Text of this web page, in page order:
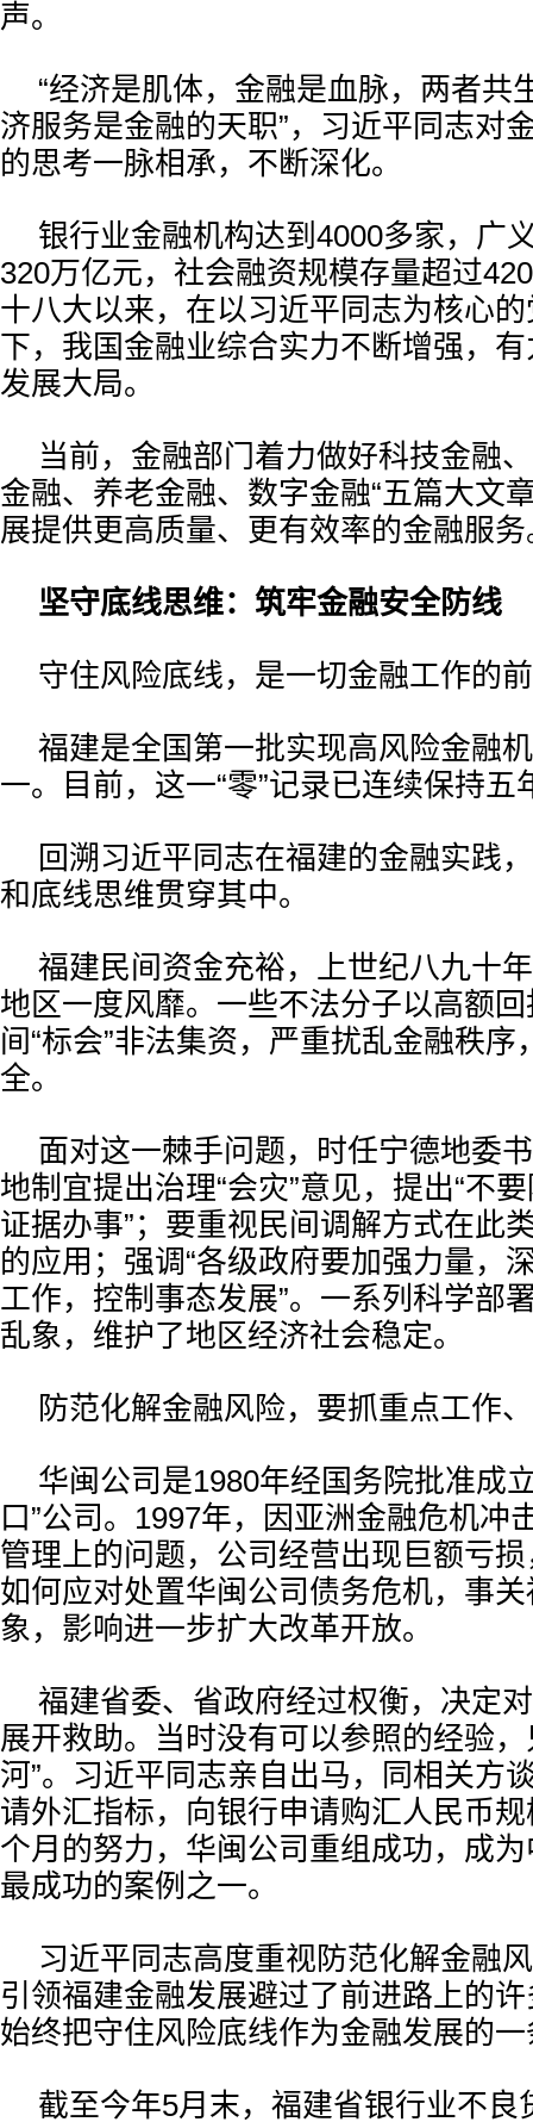
声。
“经济是肌体，金融是血脉，两者共
济服务是金融的天职”，习近平同志对
的思考一脉相承，不断深化。
银行业金融机构达到4000多家，广
320万亿元，社会融资规模存量超过
十八大以来，在以习近平同志为核心
下，我国金融业综合实力不断增强，
发展大局。
当前，金融部门着力做好科技金融
金融、养老金融、数字金融“五篇大文
展提供更高质量、更有效率的金融服务
坚守底线思维：筑牢金融安全防线
守住风险底线，是一切金融工作的
福建是全国第一批实现高风险金融
一。目前，这一“零”记录已连续保持五
回溯习近平同志在福建的金融实践
和底线思维贯穿其中。
福建民间资金充裕，上世纪八九十
地区一度风靡。一些不法分子以高额
间“标会”非法集资，严重扰乱金融秩序
全。
面对这一棘手问题，时任宁德地委
地制宜提出治理“会灾”意见，提出“不
证据办事”；要重视民间调解方式在此
的应用；强调“各级政府要加强力量，
工作，控制事态发展”。一系列科学部
乱象，维护了地区经济社会稳定。
防范化解金融风险，要抓重点工作
华闽公司是1980年经国务院批准成
口”公司。1997年，因亚洲金融危机冲
管理上的问题，公司经营出现巨额亏
如何应对处置华闽公司债务危机，事
象，影响进一步扩大改革开放。
福建省委、省政府经过权衡，决定
展开救助。当时没有可以参照的经验
河”。习近平同志亲自出马，同相关方
请外汇指标，向银行申请购汇人民币
个月的努力，华闽公司重组成功，成
最成功的案例之一。
习近平同志高度重视防范化解金融
引领福建金融发展避过了前进路上的
始终把守住风险底线作为金融发展的
截至今年5月末，福建省银行业不良